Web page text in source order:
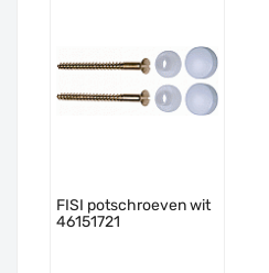
FISI potschroeven wit
46151721